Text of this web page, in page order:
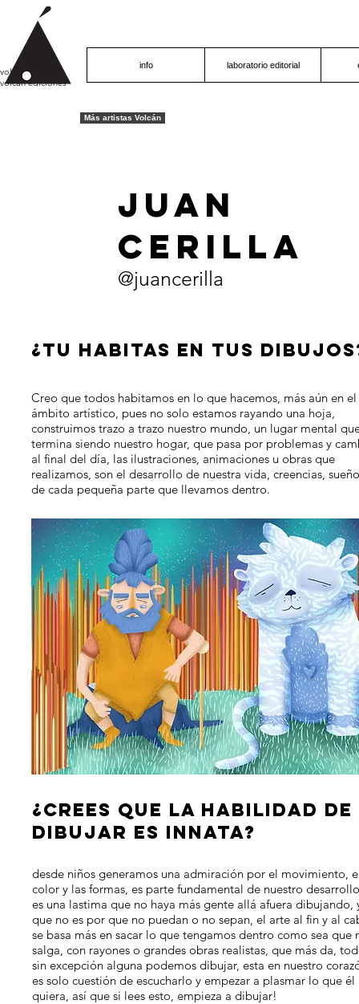
info laboratorio editorial
Más artistas Volcán
juan
cerilla
@juancerilla
¿tu habitas en tus
Creo que todos habitamos en lo que hacemos, más aún en el
ámbito artístico, pues no solo estamos rayando una hoja,
construimos trazo a trazo nuestro mundo, un lugar mental
termina siendo nuestro hogar, que pasa por problemas y
al final del día, las ilustraciones, animaciones u obras que
realizamos, son el desarrollo de nuestra vida, creencias,
de cada pequeña parte que llevamos dentro.
¿crees que la habilidad de
dibujar es innata?
desde niños generamos una admiración por el movimiento,
color y las formas, es parte fundamental de nuestro
es una lastima que no haya más gente allá afuera dibujando,
que no es por que no puedan o no sepan, el arte al fin y al
se basa más en sacar lo que tengamos dentro como sea que
salga, con rayones o grandes obras realistas, que más da,
sin excepción alguna podemos dibujar, esta en nuestro
es solo cuestión de escucharlo y empezar a plasmar lo que él
quiera, así que si lees esto, empieza a dibujar!
volcán proyecto
volcán ediciones